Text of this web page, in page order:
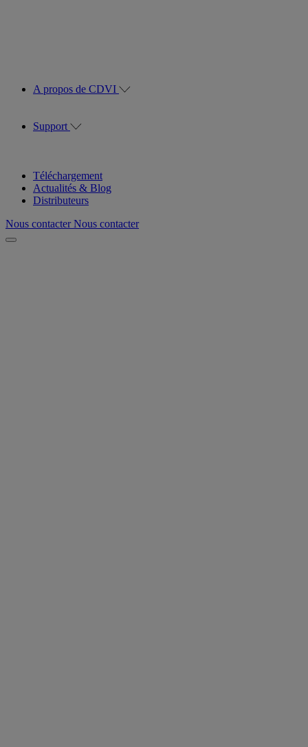
A propos de CDVI
Support
Téléchargement
Actualités & Blog
Distributeurs
Nous contacter Nous contacter